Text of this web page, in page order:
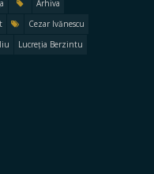
Arhiva
Cezar Ivănescu
Lucreția Berzintu